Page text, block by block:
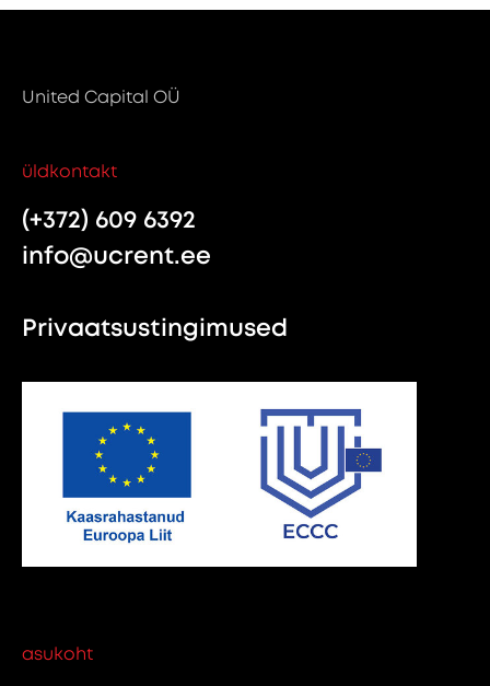
United Capital OÜ
üldkontakt
(+372) 609 6392
info@ucrent.ee
Privaatsustingimused
asukoht